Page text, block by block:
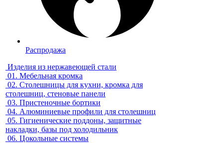
Распродажа
Изделия из нержавеющей стали
01. Мебельная кромка
02. Столешницы для кухни, кромка для
столешниц, стеновые панели
03. Пристеночные бортики
04. Алюминиевые профили для столешниц
05. Гигиенические поддоны, защитные
накладки, базы под холодильник
06. Цокольные системы